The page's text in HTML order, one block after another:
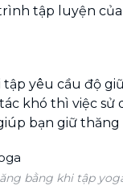
tập luyện của
yêu cầu độ
khó thì việc sử
bạn giữ
bằng khi tập